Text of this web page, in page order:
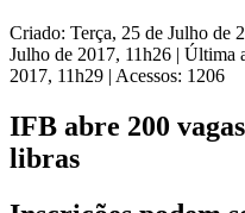
Criado: Terça, 25 de Julho de
Julho de 2017, 11h26 | Última
2017, 11h29 | Acessos: 1206
IFB abre 200
libras